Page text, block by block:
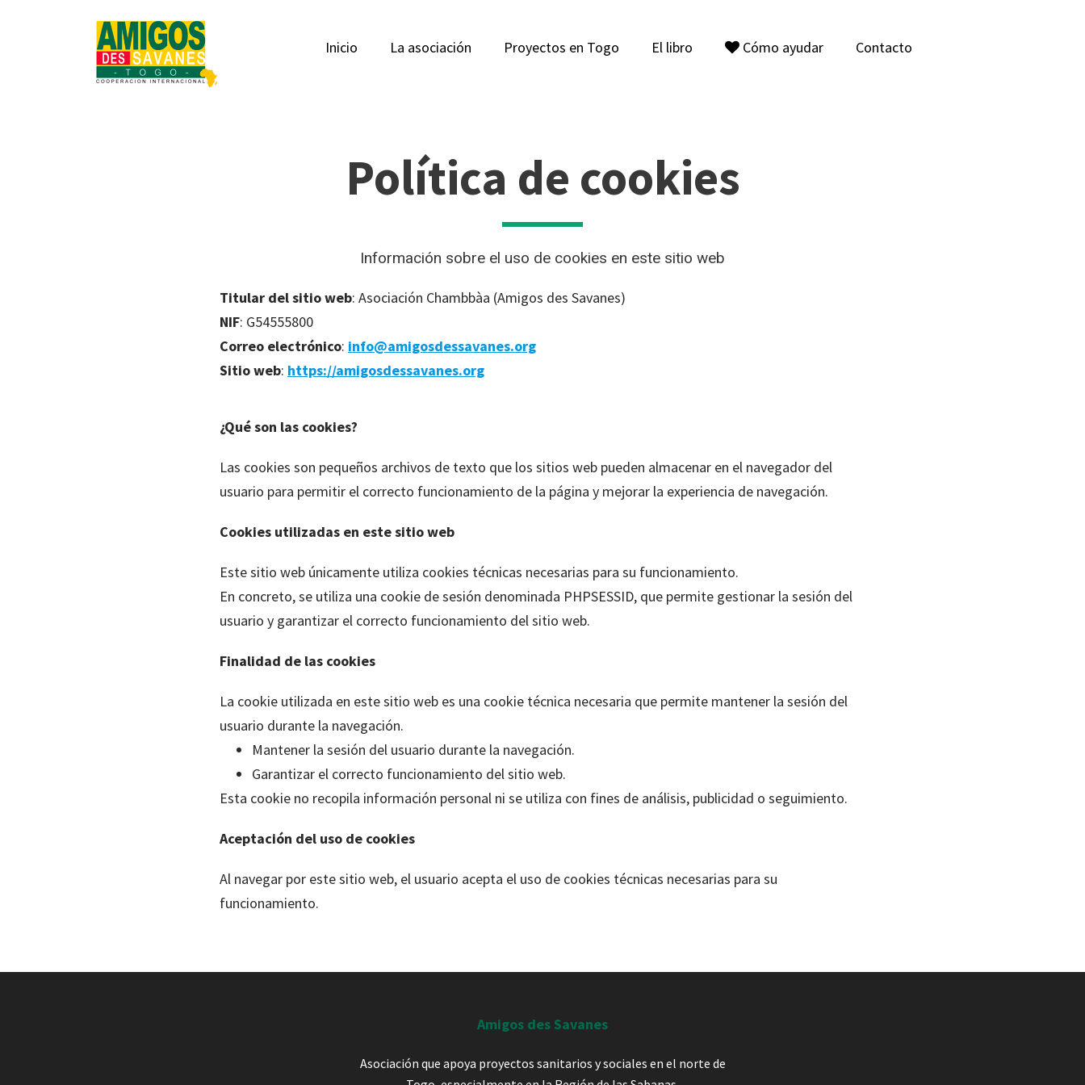
Inicio La asociación Proyectos en Togo El libro  Cómo ayudar Contacto
Política de cookies
Información sobre el uso de cookies en este sitio web
Titular del sitio web: Asociación Chambbàa (Amigos des Savanes)
NIF: G54555800
Correo electrónico: info@amigosdessavanes.org
Sitio web: https://amigosdessavanes.org
¿Qué son las cookies?
Las cookies son pequeños archivos de texto que los sitios web pueden almacenar en el navegador del
usuario para permitir el correcto funcionamiento de la página y mejorar la experiencia de navegación.
Cookies utilizadas en este sitio web
Este sitio web únicamente utiliza cookies técnicas necesarias para su funcionamiento.
En concreto, se utiliza una cookie de sesión denominada PHPSESSID, que permite gestionar la sesión del
usuario y garantizar el correcto funcionamiento del sitio web.
Finalidad de las cookies
La cookie utilizada en este sitio web es una cookie técnica necesaria que permite mantener la sesión del
usuario durante la navegación.
Mantener la sesión del usuario durante la navegación.
Garantizar el correcto funcionamiento del sitio web.
Esta cookie no recopila información personal ni se utiliza con fines de análisis, publicidad o seguimiento.
Aceptación del uso de cookies
Al navegar por este sitio web, el usuario acepta el uso de cookies técnicas necesarias para su
funcionamiento.
Amigos des Savanes
Asociación que apoya proyectos sanitarios y sociales en el norte de